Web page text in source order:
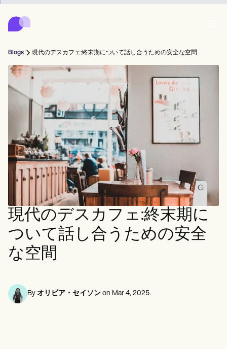
Carepatron
Product
スケジューリング
健康記録
請求
コンプライアンス
オンラインフォーム
リマインダー
クリニカルノート
プラクティス・マネジメント
Community
ソロプラクティショナー
新規開業医
チーム
音声言語病理学者
カイロプラクター
メンタルヘルス専門家
ソーシャルワーカー
栄養士と栄養士
理学療法士
マッサージセラピスト
作業療法士
つながる
スケジュール
Online booking
Automatic reminders
メッセージ
Client messaging
SMS and email
ケア
会う
Telehealth video
In session notes
記録する
AI Scribe
Clinical notes
完了する
治療する
ePrescribe
NEW
Treatment plans
請求する
Invoicing and payments
Insurance claims
クリニック管理
コンプライアンスとセキュリティ
Carepatron AI
ワークフロー全体を表示
Who we're for
Behavioral
Counselors
Mental health
Psychologists
Therapists
Medical
Dentists
Nurse practitioners
Nurses
Physicians
Psychiatrists
Allied
Dietitians
Nutritionists
Occupational therapists
Physical therapists
Social workers
Speech therapists
Wellness
Acupuncturists
Chiropractors
Health coaches
Life coaches
Massage therapists
Personal trainers
Get started for free
Book a demo
ログイン
Blogs 現代のデスカフェ:終末期について話し合うための安全な空間
現代のデスカフェ:終末期に
ついて話し合うための安全
な空間
By オリビア・セイソン on Mar 4, 2025.